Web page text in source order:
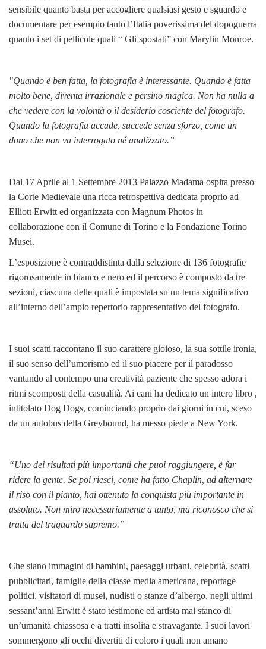
sensibile quanto basta per accogliere qualsiasi gesto e sguardo e
documentare per esempio tanto l’Italia poverissima del dopoguerra
quanto i set di pellicole quali “ Gli spostati” con Marylin Monroe.
"Quando è ben fatta, la fotografia è interessante. Quando è fatta
molto bene, diventa irrazionale e persino magica. Non ha nulla a
che vedere con la volontà o il desiderio cosciente del fotografo.
Quando la fotografia accade, succede senza sforzo, come un
dono che non va interrogato né analizzato.”
Dal 17 Aprile al 1 Settembre 2013 Palazzo Madama ospita presso
la Corte Medievale una ricca retrospettiva dedicata proprio ad
Elliott Erwitt ed organizzata con Magnum Photos in
collaborazione con il Comune di Torino e la Fondazione Torino
Musei.
L’esposizione è contraddistinta dalla selezione di 136 fotografie
rigorosamente in bianco e nero ed il percorso è composto da tre
sezioni, ciascuna delle quali è impostata su un tema significativo
all’interno dell’ampio repertorio rappresentativo del fotografo.
I suoi scatti raccontano il suo carattere gioioso, la sua sottile ironia,
il suo senso dell’umorismo ed il suo piacere per il paradosso
vantando al contempo una creatività paziente che spesso adora i
ritmi scomposti della casualità. Ai cani ha dedicato un intero libro ,
intitolato Dog Dogs, cominciando proprio dai giorni in cui, sceso
da un autobus della Greyhound, ha messo piede a New York.
“Uno dei risultati più importanti che puoi raggiungere, è far
ridere la gente. Se poi riesci, come ha fatto Chaplin, ad alternare
il riso con il pianto, hai ottenuto la conquista più importante in
assoluto. Non miro necessariamente a tanto, ma riconosco che si
tratta del traguardo supremo.”
Che siano immagini di bambini, paesaggi urbani, celebrità, scatti
pubblicitari, famiglie della classe media americana, reportage
politici, visitatori di musei, nudisti o stanze d’albergo, negli ultimi
sessant’anni Erwitt è stato testimone ed artista mai stanco di
un’umanità chiassosa e a tratti insolita e stravagante. I suoi lavori
sommergono gli occhi divertiti di coloro i quali non amano